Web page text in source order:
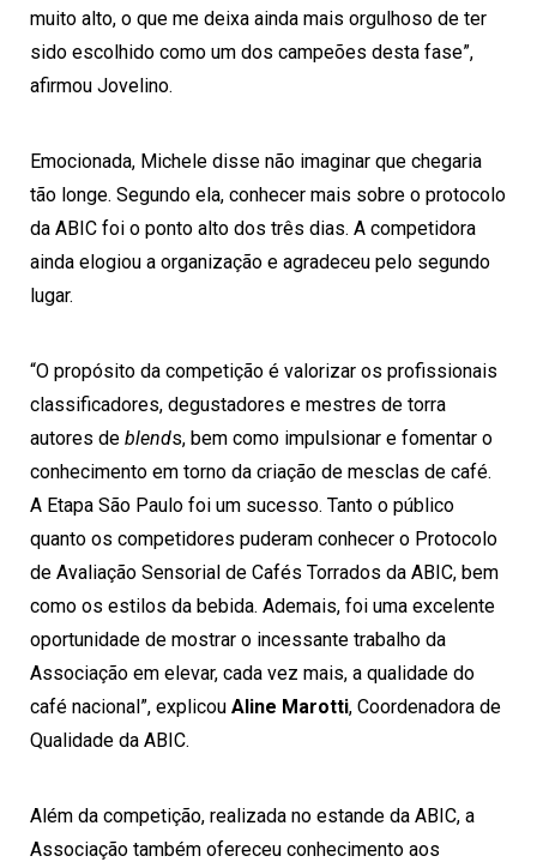
muito alto, o que me deixa ainda mais orgulhoso de ter
sido escolhido como um dos campeões desta fase”,
afirmou Jovelino.
Emocionada, Michele disse não imaginar que chegaria
tão longe. Segundo ela, conhecer mais sobre o protocolo
da ABIC foi o ponto alto dos três dias. A competidora
ainda elogiou a organização e agradeceu pelo segundo
lugar.
“O propósito da competição é valorizar os profissionais
classificadores, degustadores e mestres de torra
autores de blends, bem como impulsionar e fomentar o
conhecimento em torno da criação de mesclas de café.
A Etapa São Paulo foi um sucesso. Tanto o público
quanto os competidores puderam conhecer o Protocolo
de Avaliação Sensorial de Cafés Torrados da ABIC, bem
como os estilos da bebida. Ademais, foi uma excelente
oportunidade de mostrar o incessante trabalho da
Associação em elevar, cada vez mais, a qualidade do
café nacional”, explicou Aline Marotti, Coordenadora de
Qualidade da ABIC.
Além da competição, realizada no estande da ABIC, a
Associação também ofereceu conhecimento aos